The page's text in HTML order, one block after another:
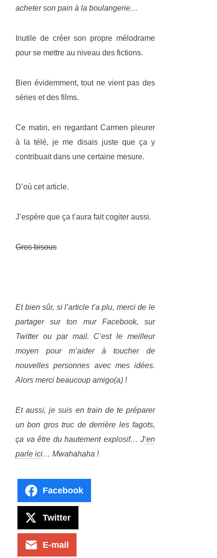
acheter son pain à la boulangerie…
Inutile de créer son propre mélodrame
pour se mettre au niveau des fictions.
Bien évidemment, tout ne vient pas des
séries et des films.
Ce matin, en regardant Carmen pleurer
à la télé, je me disais juste que ça y
contribuait dans une certaine mesure.
D’où cet article.
J’espère que ça t’aura fait cogiter aussi.
Gros bisous
Et bien sûr, si l’article t’a plu, merci de le
partager sur ton mur Facebook, sur
Twitter ou par mail. C’est le meilleur
moyen pour m’aider à toucher de
nouvelles personnes avec mes idées.
Alors merci beaucoup amigo(a) !
Et aussi, je suis en train de te préparer
un bon gros truc de derrière les fagots,
ça va être du hautement explosif… J‘en
parle ici… Mwahahaha !
Facebook
Twitter
E-mail